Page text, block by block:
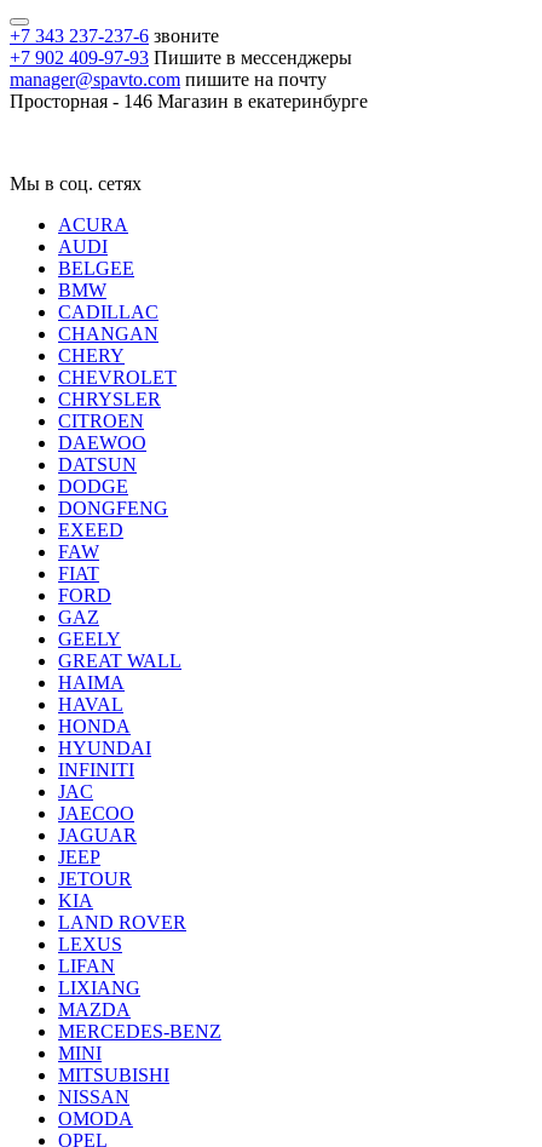
+7 343 237-237-6 звоните
+7 902 409-97-93 Пишите в мессенджеры
manager@spavto.com пишите на почту
Просторная - 146 Магазин в екатеринбурге
Мы в соц. сетях
ACURA
AUDI
BELGEE
BMW
CADILLAC
CHANGAN
CHERY
CHEVROLET
CHRYSLER
CITROEN
DAEWOO
DATSUN
DODGE
DONGFENG
EXEED
FAW
FIAT
FORD
GAZ
GEELY
GREAT WALL
HAIMA
HAVAL
HONDA
HYUNDAI
INFINITI
JAC
JAECOO
JAGUAR
JEEP
JETOUR
KIA
LAND ROVER
LEXUS
LIFAN
LIXIANG
MAZDA
MERCEDES-BENZ
MINI
MITSUBISHI
NISSAN
OMODA
OPEL